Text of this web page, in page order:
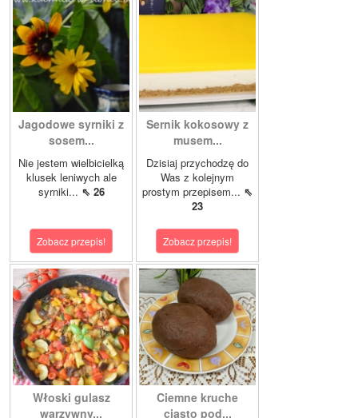
Jagodowe syrniki z
sosem...
Nie jestem wielbicielką
klusek leniwych ale
syrniki... ⇖ 26
Zobacz przepis!
Sernik kokosowy z
musem...
Dzisiaj przychodzę do
Was z kolejnym
prostym przepisem... ⇖
23
Zobacz przepis!
Włoski gulasz
warzywny...
Ciemne kruche
ciasto pod...